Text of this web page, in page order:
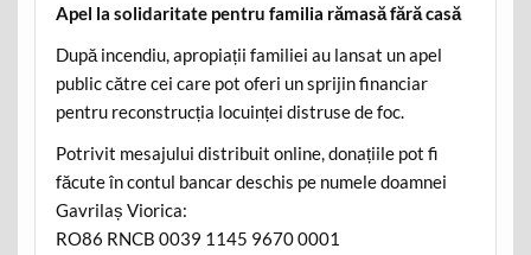
Apel la solidaritate pentru familia rămasă fără casă
După incendiu, apropiații familiei au lansat un apel
public către cei care pot oferi un sprijin financiar
pentru reconstrucția locuinței distruse de foc.
Potrivit mesajului distribuit online, donațiile pot fi
făcute în contul bancar deschis pe numele doamnei
Gavrilaș Viorica:
RO86 RNCB 0039 1145 9670 0001